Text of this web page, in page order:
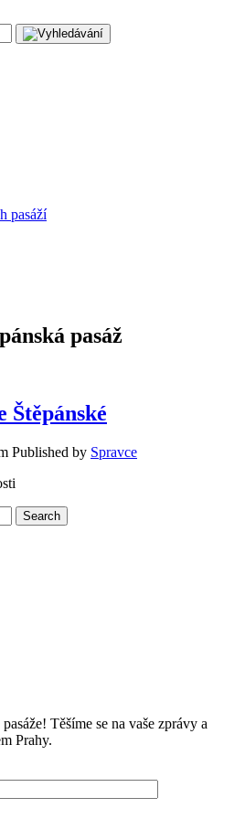
pasáží
pasáž
Štěpánské
Published by Spravce
Search
Těšíme se na vaše zprávy a
Prahy.